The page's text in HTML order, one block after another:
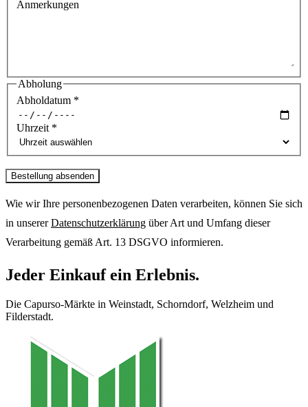
Anmerkungen
Abholung
Abholdatum *
Uhrzeit *
Bestellung absenden
Wie wir Ihre personenbezogenen Daten verarbeiten, können Sie sich
in unsererDatenschutzerklärung über Art und Umfang dieser
Verarbeitung gemäß Art. 13 DSGVO informieren.
Jeder Einkauf ein Erlebnis.
Die Capurso-Märkte in Weinstadt, Schorndorf, Welzheim und
Filderstadt.